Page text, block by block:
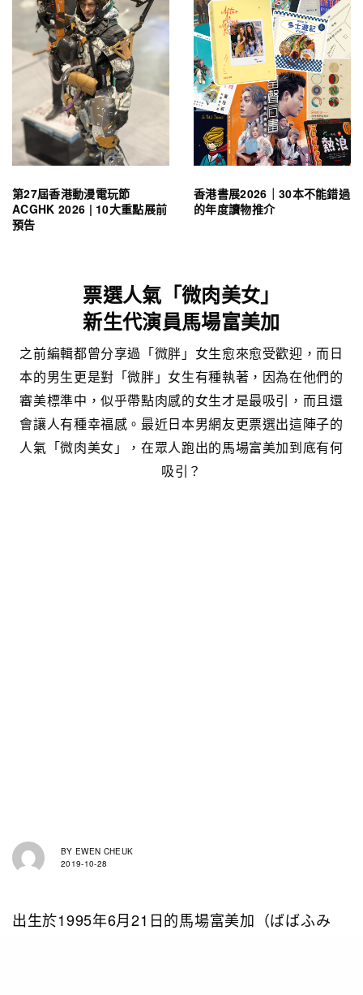
第27屆香港動漫電玩節
ACGHK 2026 | 10大重點展前
預告
香港書展2026｜30本不能錯過
的年度讀物推介
票選人氣「微肉美女」
新生代演員馬場富美加
之前編輯都曾分享過「微胖」女生愈來愈受歡迎，而日
本的男生更是對「微胖」女生有種執著，因為在他們的
審美標準中，似乎帶點肉感的女生才是最吸引，而且還
會讓人有種幸福感。最近日本男網友更票選出這陣子的
人氣「微肉美女」，在眾人跑出的馬場富美加到底有何
吸引？
BY EWEN CHEUK
2019-10-28
出生於1995年6月21日的馬場富美加（ばばふみ